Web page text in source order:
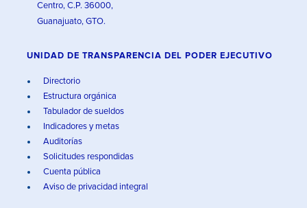
Centro, C.P. 36000,
Guanajuato, GTO.
UNIDAD DE TRANSPARENCIA DEL PODER EJECUTIVO
Directorio
Estructura orgánica
Tabulador de sueldos
Indicadores y metas
Auditorías
Solicitudes respondidas
Cuenta pública
Aviso de privacidad integral